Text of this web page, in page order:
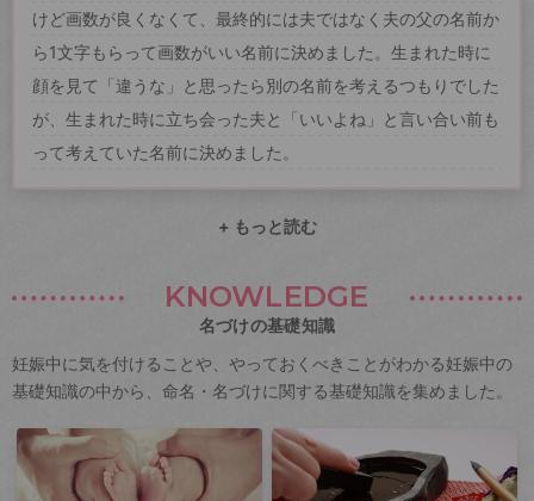
けど画数が良くなくて、最終的には夫ではなく夫の父の名前か
ら1文字もらって画数がいい名前に決めました。生まれた時に
顔を見て「違うな」と思ったら別の名前を考えるつもりでした
が、生まれた時に立ち会った夫と「いいよね」と言い合い前も
って考えていた名前に決めました。
+ もっと読む
KNOWLEDGE
名づけの基礎知識
妊娠中に気を付けることや、やっておくべきことがわかる妊娠中の
基礎知識の中から、命名・名づけに関する基礎知識を集めました。